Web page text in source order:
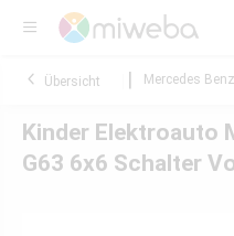
Übersicht Mercedes
Kinder Elektroauto
G63 6x6 Schalter